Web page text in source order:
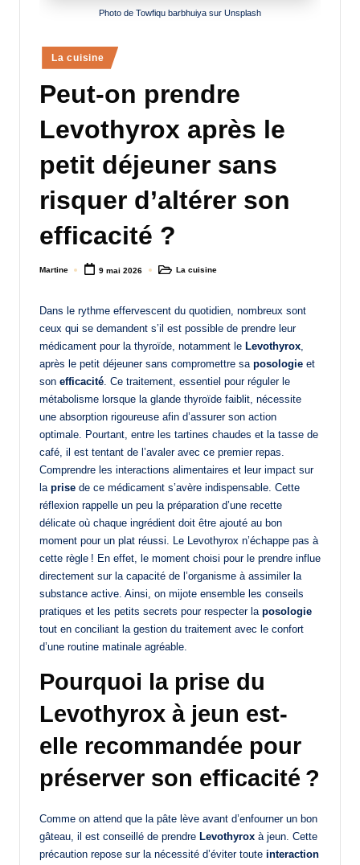
Photo de Towfiqu barbhuiya sur Unsplash
Posted
in
La cuisine
Peut-on prendre
Levothyrox après le
petit déjeuner sans
risquer d’altérer son
efficacité ?
Posted
Martine 9 mai 2026
PostedLa cuisine
Dans le rythme effervescent du quotidien, nombreux sont
ceux qui se demandent s’il est possible de prendre leur
médicament pour la thyroïde, notamment le Levothyrox,
après le petit déjeuner sans compromettre sa posologie et
son efficacité. Ce traitement, essentiel pour réguler le
métabolisme lorsque la glande thyroïde faiblit, nécessite
une absorption rigoureuse afin d’assurer son action
optimale. Pourtant, entre les tartines chaudes et la tasse de
café, il est tentant de l’avaler avec ce premier repas.
Comprendre les interactions alimentaires et leur impact sur
la prise de ce médicament s’avère indispensable. Cette
réflexion rappelle un peu la préparation d’une recette
délicate où chaque ingrédient doit être ajouté au bon
moment pour un plat réussi. Le Levothyrox n’échappe pas à
cette règle ! En effet, le moment choisi pour le prendre influe
directement sur la capacité de l’organisme à assimiler la
substance active. Ainsi, on mijote ensemble les conseils
pratiques et les petits secrets pour respecter la posologie
tout en conciliant la gestion du traitement avec le confort
d’une routine matinale agréable.
Pourquoi la prise du
Levothyrox à jeun est-
elle recommandée pour
préserver son efficacité ?
Comme on attend que la pâte lève avant d’enfourner un bon
gâteau, il est conseillé de prendre Levothyrox à jeun. Cette
précaution repose sur la nécessité d’éviter toute interaction